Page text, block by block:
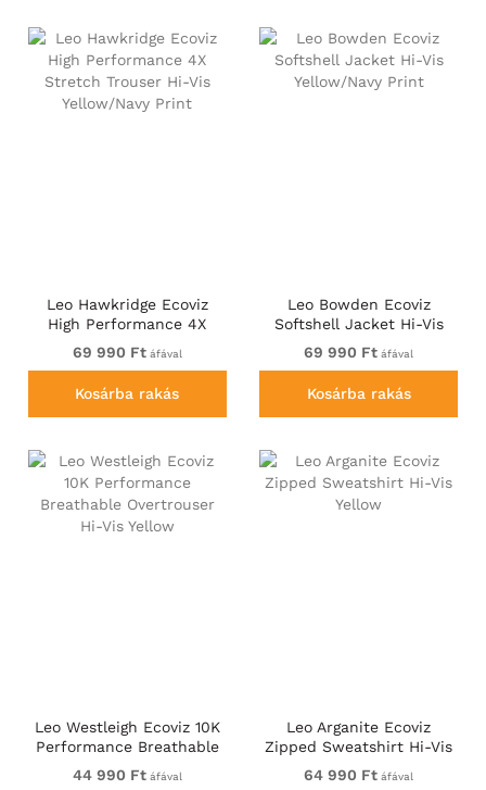
Leo Hawkridge Ecoviz
High Performance 4X
Stretch Trouser Hi-Vis
Yellow/Navy Print
69 990 Ftáfával
Kosárba rakás
Leo Bowden Ecoviz
Softshell Jacket Hi-Vis
Yellow/Navy Print
69 990 Ft áfával
Kosárba rakás
Leo Westleigh Ecoviz 10K
Performance Breathable
Overtrouser Hi-Vis Yellow
44 990 Ftáfával
Leo Arganite Ecoviz
Zipped Sweatshirt Hi-Vis
Yellow
64 990 Ft áfával